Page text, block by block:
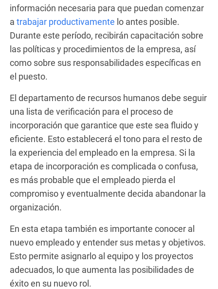
información necesaria para que puedan comenzar
a trabajar productivamente lo antes posible.
Durante este período, recibirán capacitación sobre
las políticas y procedimientos de la empresa, así
como sobre sus responsabilidades específicas en
el puesto.
El departamento de recursos humanos debe seguir
una lista de verificación para el proceso de
incorporación que garantice que este sea fluido y
eficiente. Esto establecerá el tono para el resto de
la experiencia del empleado en la empresa. Si la
etapa de incorporación es complicada o confusa,
es más probable que el empleado pierda el
compromiso y eventualmente decida abandonar la
organización.
En esta etapa también es importante conocer al
nuevo empleado y entender sus metas y objetivos.
Esto permite asignarlo al equipo y los proyectos
adecuados, lo que aumenta las posibilidades de
éxito en su nuevo rol.